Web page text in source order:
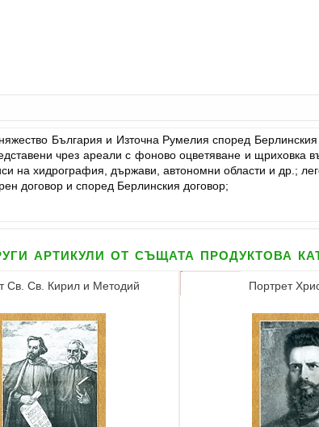
България и Източна Румелия според
чрез ареали с фоново оцветяване и
на хидрография, държави, автономни области и др.;
договор и според Берлинския договор;
артикули от същата продуктова
Св. Св. Кирил и Методий Портрет